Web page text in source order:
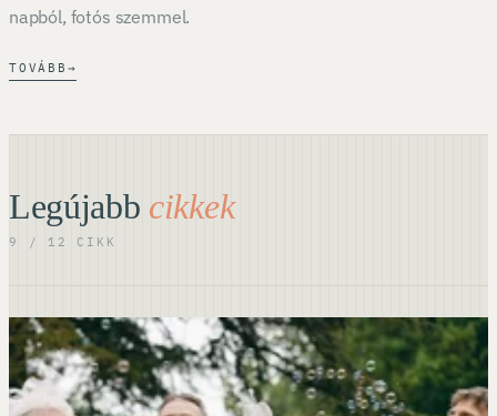
napból, fotós szemmel.
TOVÁBB →
Legújabb cikkek
9 / 12 CIKK